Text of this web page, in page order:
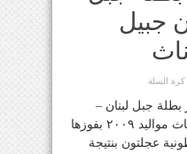
جبيل
كرة السلة
جبل لبنان –
كسروان جبيل كرة السلة للاناث مواليد ٢٠٠٩ بفوزها
عجلتون بنتيجة